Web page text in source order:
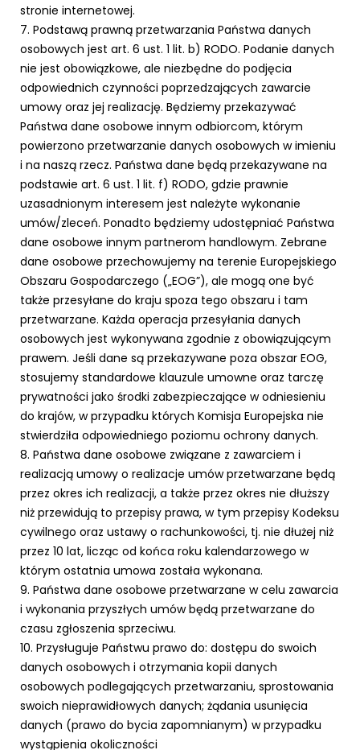
stronie internetowej.
7. Podstawą prawną przetwarzania Państwa danych
osobowych jest art. 6 ust. 1 lit. b) RODO. Podanie danych
nie jest obowiązkowe, ale niezbędne do podjęcia
odpowiednich czynności poprzedzających zawarcie
umowy oraz jej realizację. Będziemy przekazywać
Państwa dane osobowe innym odbiorcom, którym
powierzono przetwarzanie danych osobowych w imieniu
i na naszą rzecz. Państwa dane będą przekazywane na
podstawie art. 6 ust. 1 lit. f) RODO, gdzie prawnie
uzasadnionym interesem jest należyte wykonanie
umów/zleceń. Ponadto będziemy udostępniać Państwa
dane osobowe innym partnerom handlowym. Zebrane
dane osobowe przechowujemy na terenie Europejskiego
Obszaru Gospodarczego („EOG”), ale mogą one być
także przesyłane do kraju spoza tego obszaru i tam
przetwarzane. Każda operacja przesyłania danych
osobowych jest wykonywana zgodnie z obowiązującym
prawem. Jeśli dane są przekazywane poza obszar EOG,
stosujemy standardowe klauzule umowne oraz tarczę
prywatności jako środki zabezpieczające w odniesieniu
do krajów, w przypadku których Komisja Europejska nie
stwierdziła odpowiedniego poziomu ochrony danych.
8. Państwa dane osobowe związane z zawarciem i
realizacją umowy o realizacje umów przetwarzane będą
przez okres ich realizacji, a także przez okres nie dłuższy
niż przewidują to przepisy prawa, w tym przepisy Kodeksu
cywilnego oraz ustawy o rachunkowości, tj. nie dłużej niż
przez 10 lat, licząc od końca roku kalendarzowego w
którym ostatnia umowa została wykonana.
9. Państwa dane osobowe przetwarzane w celu zawarcia
i wykonania przyszłych umów będą przetwarzane do
czasu zgłoszenia sprzeciwu.
10. Przysługuje Państwu prawo do: dostępu do swoich
danych osobowych i otrzymania kopii danych
osobowych podlegających przetwarzaniu, sprostowania
swoich nieprawidłowych danych; żądania usunięcia
danych (prawo do bycia zapomnianym) w przypadku
wystąpienia okoliczności